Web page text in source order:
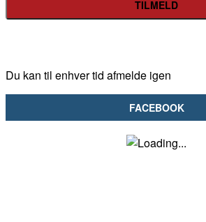
Du kan til enhver tid afmelde igen
FACEBOOK